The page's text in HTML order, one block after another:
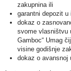
zakupnina ili
garantni depozit
dokaz o
svome vlasništvu
Gamboc“ Umag
visine godišnje
dokaz o avansnoj